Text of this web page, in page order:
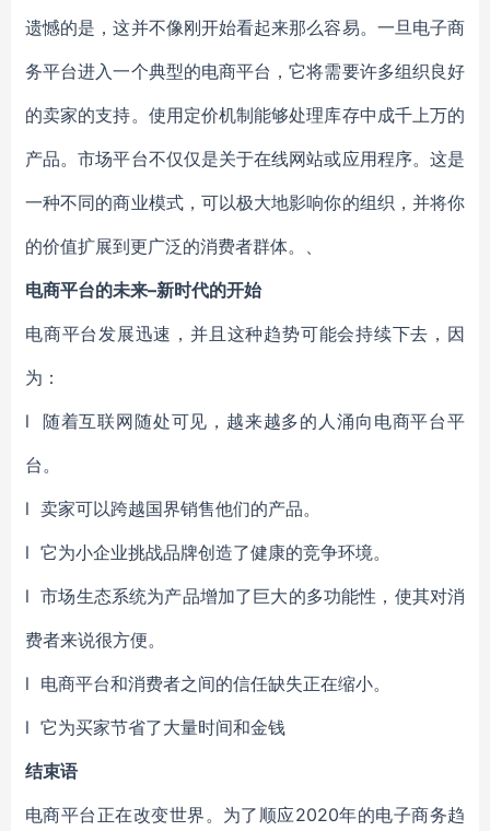
遗憾的是，这并不像刚开始看起来那么容易。一旦电子商
务平台进入一个典型的电商平台，它将需要许多组织良好
的卖家的支持。使用定价机制能够处理库存中成千上万的
产品。市场平台不仅仅是关于在线网站或应用程序。这是
一种不同的商业模式，可以极大地影响你的组织，并将你
的价值扩展到更广泛的消费者群体。、
电商平台的未来–新时代的开始
电商平台发展迅速，并且这种趋势可能会持续下去，因
为：
l 随着互联网随处可见，越来越多的人涌向电商平台平
台。
l 卖家可以跨越国界销售他们的产品。
l 它为小企业挑战品牌创造了健康的竞争环境。
l 市场生态系统为产品增加了巨大的多功能性，使其对消
费者来说很方便。
l 电商平台和消费者之间的信任缺失正在缩小。
l 它为买家节省了大量时间和金钱
结束语
电商平台正在改变世界。为了顺应2020年的电子商务趋